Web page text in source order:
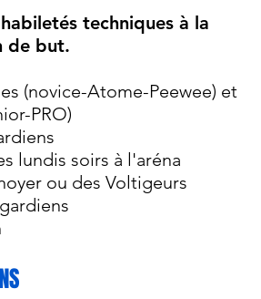
techniques à la
de but.
(novice-Atome-Peewee) et
PRO)
lundis soirs à l'aréna
ou des Voltigeurs